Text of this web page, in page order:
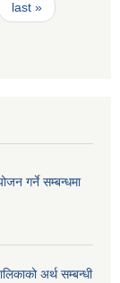
last »
गर्ने सम्बन्धमा
अर्थ सम्बन्धी